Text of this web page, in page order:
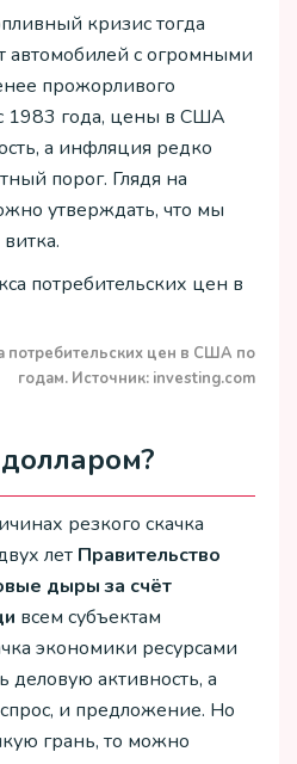
кризис тогда
автомобилей с огромными
прожорливого
1983 года, цены в США
а инфляция редко
порог. Глядя на
утверждать, что мы
потребительских цен в США по
годам. Источник: investing.com
резкого скачка
лет Правительство
дыры за счёт
всем субъектам
экономики ресурсами
деловую активность, а
и предложение. Но
грань, то можно